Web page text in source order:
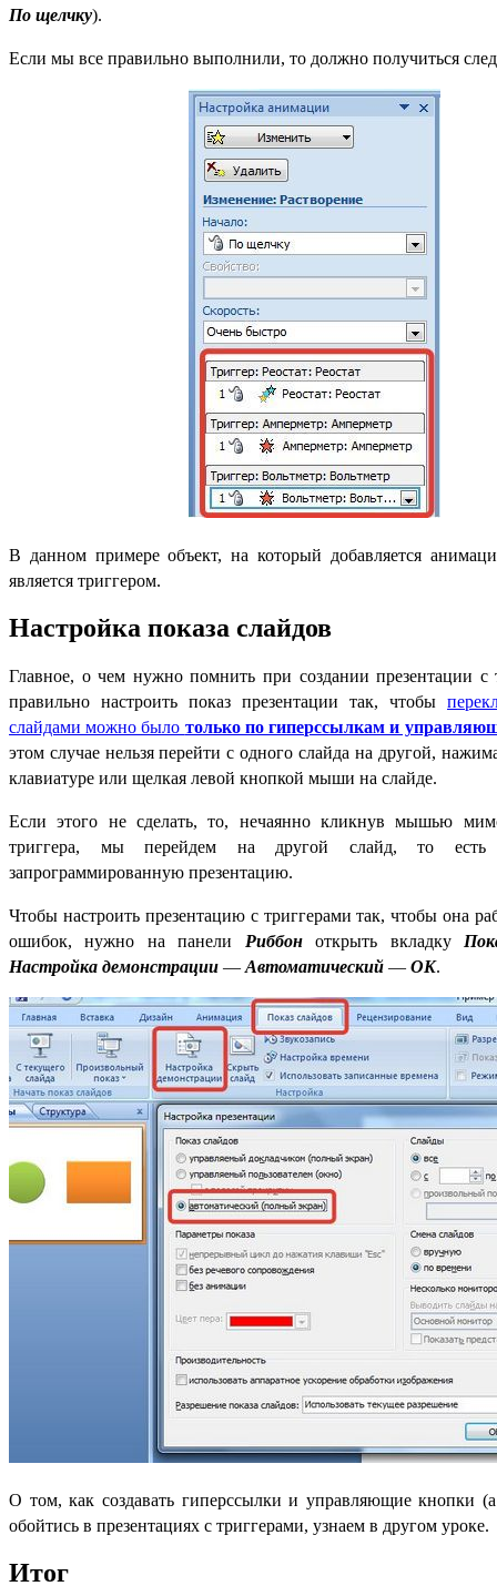
По щелчку).
Если мы все правильно выполнили, то должно получиться
В данном примере объект, на который добавляется
является триггером.
Настройка показа слайдов
Главное, о чем нужно помнить при создании презентации с
правильно настроить показ презентации так, чтобы
слайдами можно было только по гиперссылкам и
этом случае нельзя перейти с одного слайда на другой,
клавиатуре или щелкая левой кнопкой мыши на слайде.
Если этого не сделать, то, нечаянно кликнув мышью
триггера, мы перейдем на другой слайд, то
запрограммированную презентацию.
Чтобы настроить презентацию с триггерами так, чтобы она
ошибок, нужно на панели Риббоноткрыть вкладку
Настройка демонстрации — Автоматический — OK.
О том, как создавать гиперссылки и управляющие кнопки
обойтись в презентациях с триггерами, узнаем в другом уроке.
Итог